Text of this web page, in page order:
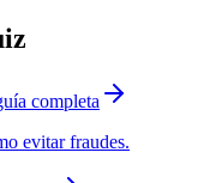
completa
evitar fraudes.